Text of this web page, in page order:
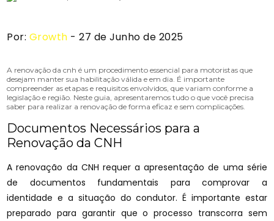
Por: Growth - 27 de Junho de 2025
A renovação da cnh é um procedimento essencial para motoristas que
desejam manter sua habilitação válida e em dia. É importante
compreender as etapas e requisitos envolvidos, que variam conforme a
legislação e região. Neste guia, apresentaremos tudo o que você precisa
saber para realizar a renovação de forma eficaz e sem complicações.
Documentos Necessários para a
Renovação da CNH
A renovação da CNH requer a apresentação de uma série
de documentos fundamentais para comprovar a
identidade e a situação do condutor. É importante estar
preparado para garantir que o processo transcorra sem